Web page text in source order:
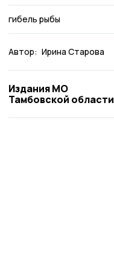
гибель рыбы
Автор: Ирина Старова
Издания МО
Тамбовской области